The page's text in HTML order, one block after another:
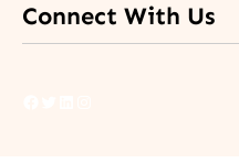
Connect With Us